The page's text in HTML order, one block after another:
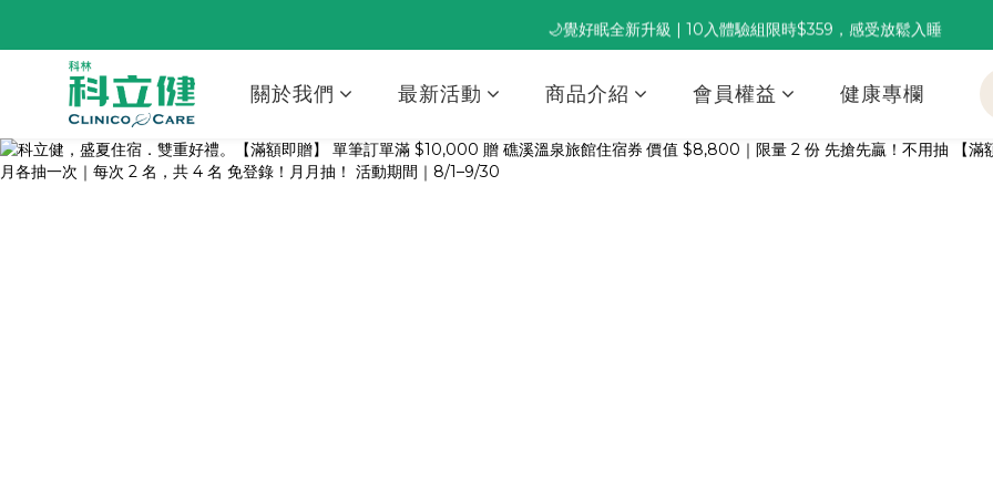
董事長推薦保養組合｜體驗價 $1,800 起，最高享 6 折
🌙覺好眠全新升級 | 10入體驗組限時$359，感受放鬆入睡
關於我們 最新活動 商品介紹 會員權益 健康專欄